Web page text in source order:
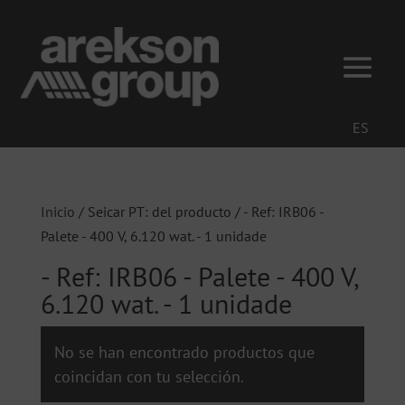
ES
Inicio / Seicar PT: del producto / - Ref: IRB06 -
Palete - 400 V, 6.120 wat. - 1 unidade
- Ref: IRB06 - Palete - 400 V,
6.120 wat. - 1 unidade
No se han encontrado productos que
coincidan con tu selección.